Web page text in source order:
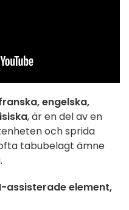
engelska,
, är en del av en
och sprida
tabubelagt ämne
assisterade element,